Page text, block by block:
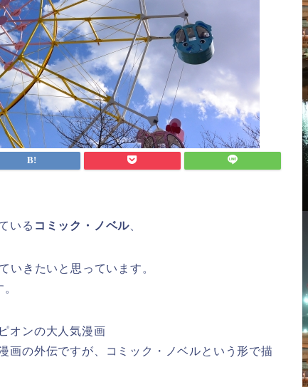
いる コミック・ノベル
いきたいと思っています。
。
オンの大人気漫画
画の外伝ですが、コミック・ノベルという形で描